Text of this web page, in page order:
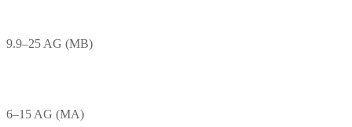
9.9–25 AG (MB)
6–15 AG (MA)